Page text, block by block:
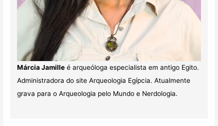
Márcia Jamilleé arqueóloga especialista em antigo Egito.
Administradora do site Arqueologia Egípcia. Atualmente
grava para o Arqueologia pelo Mundo e Nerdologia.